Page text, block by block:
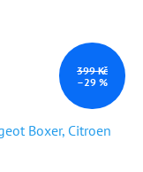
399 Kč
–29 %
Boxer, Citroen